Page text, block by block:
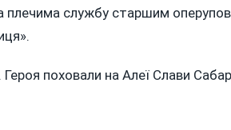
плечима службу старшим
поховали на Алеї Слави